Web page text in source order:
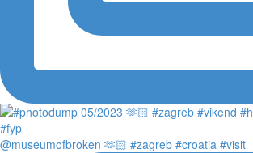
@museumofbroken 🫶🏻 #zagreb #croatia #visit